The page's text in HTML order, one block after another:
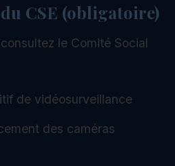
CSE (obligatoire)
le Comité Social
de vidéosurveillance
des caméras